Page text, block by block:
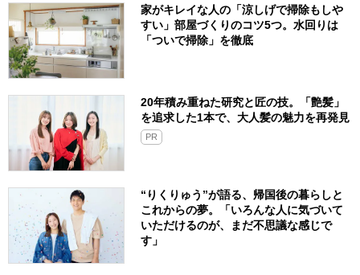
家がキレイな人の「涼しげで掃除もしや
すい」部屋づくりのコツ5つ。水回りは
「ついで掃除」を徹底
20年積み重ねた研究と匠の技。「艶髪」
を追求した1本で、大人髪の魅力を再発見
PR
“りくりゅう”が語る、帰国後の暮らしと
これからの夢。「いろんな人に気づいて
いただけるのが、まだ不思議な感じで
す」